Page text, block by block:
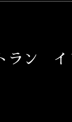
ラン イ